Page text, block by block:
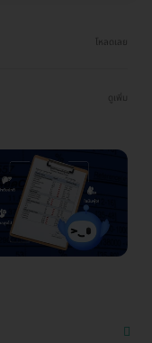
โหลดเลย
ดูเพิ่ม